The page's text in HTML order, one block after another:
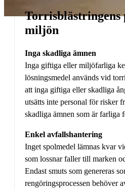
Torrisblästringens
miljön
Inga skadliga ämnen
Inga giftiga eller miljöfarliga
lösningsmedel används vid
att inga giftiga eller skadliga
utsätts inte personal för risker
skadliga ämnen som är farliga
Enkel avfallshantering
Inget spolmedel lämnas kvar
som lossnar faller till marken
Endast smuts som genereras
rengöringsprocessen behöver